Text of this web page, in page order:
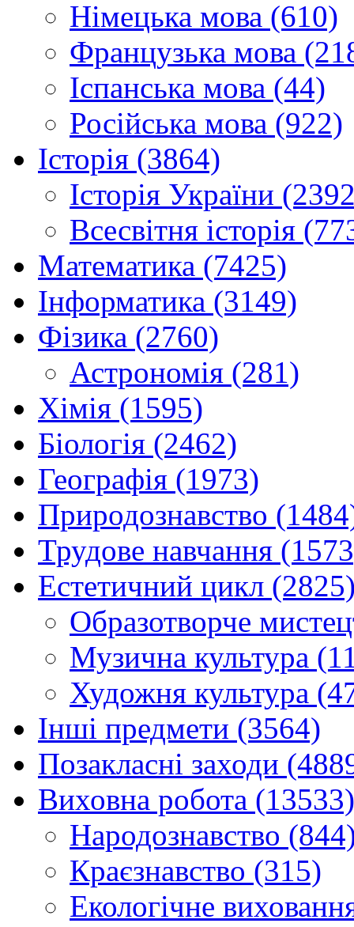
Німецька мова (610)
Французька мова
Іспанська мова (44)
Російська мова (922)
Історія (3864)
Історія України
Всесвітня історія
Математика (7425)
Інформатика (3149)
Фізика (2760)
Астрономія (281)
Хімія (1595)
Біологія (2462)
Географія (1973)
Природознавство
Трудове навчання
Естетичний цикл
Образотворче
Музична культура
Художня культура
Інші предмети (3564)
Позакласні заходи
Виховна робота (13533)
Народознавство
Краєзнавство (315)
Екологічне